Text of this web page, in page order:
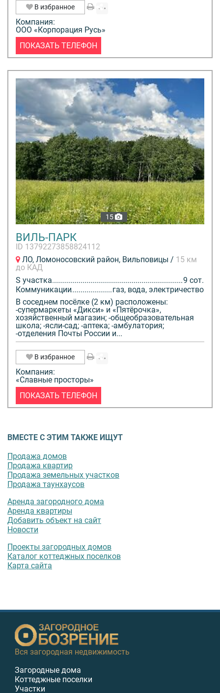
В избранное
Компания:
ООО «Корпорация Русь»
ПОКАЗАТЬ ТЕЛЕФОН
15
ВИЛЬ-ПАРК
ID 13792273858824112
ЛО, Ломоносовский район, Вильповицы / 15 км
до КАД
S участка
9 сот.
Коммуникации
газ, вода, электричество
В соседнем посёлке (2 км) расположены:
-супермаркеты «Дикси» и «Пятёрочка»,
хозяйственный магазин; -общеобразовательная
школа; -ясли-сад; -аптека; -амбулатория;
-отделения Почты России и...
В избранное
Компания:
«Славные просторы»
ПОКАЗАТЬ ТЕЛЕФОН
ВМЕСТЕ С ЭТИМ ТАКЖЕ ИЩУТ
Продажа домов
Продажа квартир
Продажа земельных участков
Продажа таунхаусов
Аренда загородного дома
Аренда квартиры
Добавить объект на сайт
Новости
Проекты загородных домов
Каталог коттеджных поселков
Карта сайта
Вся загородная недвижимость
Загородные дома
Коттеджные поселки
Участки